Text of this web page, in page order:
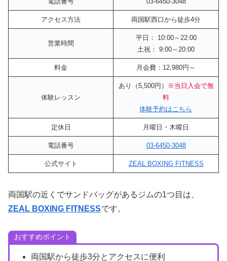
アクセス方法 両国駅西口から徒歩4分
営業時間
平日： 10:00～22:00
土祝： 9:00～20:00
料金 月会費：12,980円～
体験レッスン
あり（5,500円）
※当日入会で無
料
体験予約はこちら
定休日 月曜日・木曜日
電話番号 03-6450-3048
公式サイト ZEAL BOXING FITNESS
両国駅の近くでサンドバッグがあるジムの1つ目は、
ZEAL BOXING FITNESSです。
おすすめポイント
両国駅から徒歩3分とアクセスに便利